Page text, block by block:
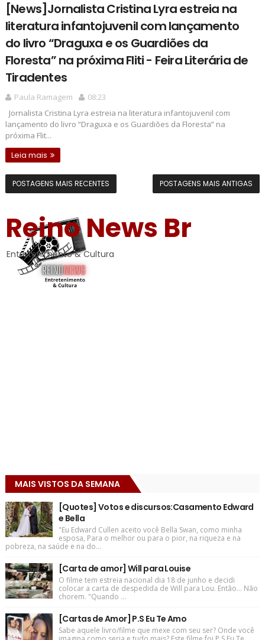
[News]Jornalista Cristina Lyra estreia na
literatura infantojuvenil com lançamento
do livro “Draguxa e os Guardiões da
Floresta” na próxima Fliti - Feira Literária de
Tiradentes
Paula Ramagem
08:23
Jornalista Cristina Lyra estreia na literatura infantojuvenil com
lançamento do livro “Draguxa e os Guardiões da Floresta” na
próxima Flit...
Leia mais
POSTAGENS MAIS RECENTES POSTAGENS MAIS ANTIGAS
Reino News Br
Entretenimento & Cultura
MAIS VISTOS DA SEMANA
[Quotes] Votos e discursos:Casamento Edward
e Bella
"Eu Edward Cullen aceito você Bella Swan, como minha
esposa, Para o melhor ou para o pior, na riqueza e na
pobreza, na saúde e na do...
[Carta de amor] Will para Louise
O filme tem estreia nacional dia 18 de junho e decidi
colocar a carta de despedida de Will para Lou. Então... Não
chorem. "Quando ...
[Cartas de Amor] P.S Eu Te Amo
Sabe aquele livro/filme que mexe com seu ser? Onde você